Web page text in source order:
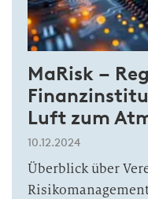
MaRisk –
Luft zum
10.12.2024
Überblick über